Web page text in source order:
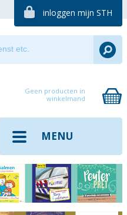
inloggen mijn STH
Geen producten in
winkelmand
MENU